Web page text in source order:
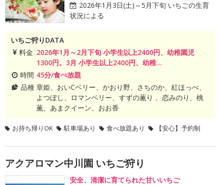
2026年1月3日(土)～5月下旬 いちごの生育
状況による
いちご狩りDATA
料金 2026年1月～2月下旬 小学生以上2400円、幼稚園児
1300円。3月 小学生以上2400円、幼稚...
時間 45分/食べ放題
品種 章姫、おいCベリー、かおり野、さちのか、紅ほっぺ、
よつぼし、ロマンベリー、すずの薫り 、恋みのり、桃
薫、あまクイーン、おお香
お持ち帰りOK 駐車場あり 食べ放題あり 【安心】予約制
アクアロマン中川園 いちご狩り
安全、清潔に育てられた甘いいちご